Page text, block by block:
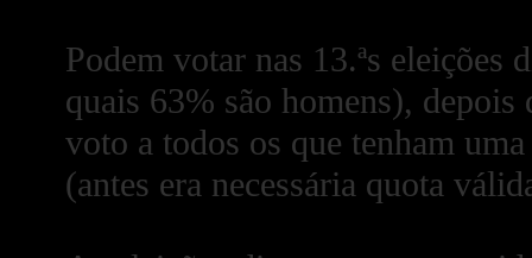
Podem votar nas 13.ªs
quais 63% são homens), depois
voto a todos os que tenham
(antes era necessária quota